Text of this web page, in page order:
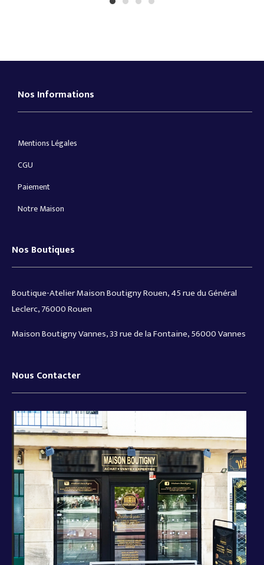
Nos Informations
Mentions Légales
CGU
Paiement
Notre Maison
Nos Boutiques
Boutique-Atelier Maison Boutigny Rouen, 45 rue du Général
Leclerc, 76000 Rouen
Maison Boutigny Vannes, 33 rue de la Fontaine, 56000 Vannes
Nous Contacter